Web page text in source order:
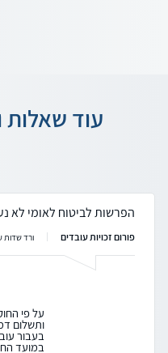
עוד שאלות
הפרשות לביטוח לאומי לא
פורום זכויות עובדים ורד שדות
על פי
ותשלום
בעבור
במועד